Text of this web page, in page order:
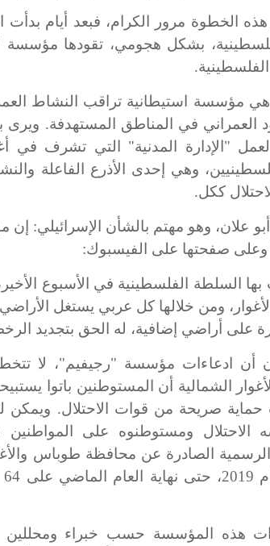
الخطوة مرور الكرام، فبعد أيام
بشكل هجومي، تقودها مؤسسة
هي مؤسسة استيطانية تراقب النشاط
العمراني في المناطق المستهدفة.
لعمل "الإدارة المدنية" التي تشرف
وهي إحدى الأذرع الفاعلة
ككل.
علان، وهو مهتم بالشأن الإسرائيلي:
وعلى صفحتها على الفيسبوك:
السلطة الفلسطينية في الأسبوع
ومن خلالها كل عربي يستغل
على أراضي إضافية، له الحق بتجديد
أن ادعاءات مؤسسة "رجيفيم"، لا
الشمالية أن المستوطنين باتوا
حماية صريحة من قوات الاحتلال.
الاحتلال ومستوطنوه على المواطنين
الصادرة عن محافظة طوباس
هذه المؤسسة حسب خبراء